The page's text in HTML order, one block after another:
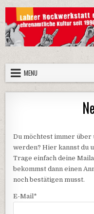
content
Lahrer
Die Homepage der Lahrer
MENU
Du möchtest immer
werden? Hier kannst du
Trage einfach deine
bekommst dann einen
noch bestätigen musst.
E-Mail*